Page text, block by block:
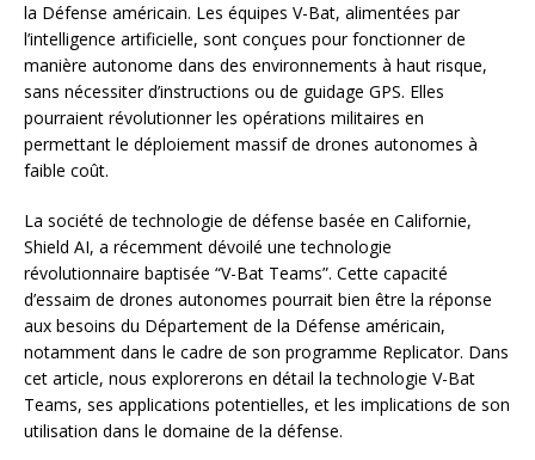
la Défense américain. Les équipes V-Bat, alimentées par
l’intelligence artificielle, sont conçues pour fonctionner de
manière autonome dans des environnements à haut risque,
sans nécessiter d’instructions ou de guidage GPS. Elles
pourraient révolutionner les opérations militaires en
permettant le déploiement massif de drones autonomes à
faible coût.
La société de technologie de défense basée en Californie,
Shield AI, a récemment dévoilé une technologie
révolutionnaire baptisée “V-Bat Teams”. Cette capacité
d’essaim de drones autonomes pourrait bien être la réponse
aux besoins du Département de la Défense américain,
notamment dans le cadre de son programme Replicator. Dans
cet article, nous explorerons en détail la technologie V-Bat
Teams, ses applications potentielles, et les implications de son
utilisation dans le domaine de la défense.